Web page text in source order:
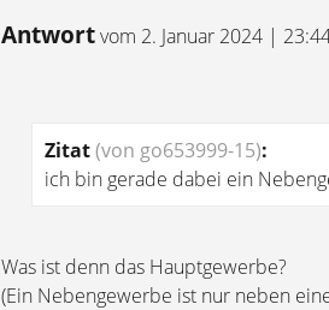
Antwortvom 2. Januar 2024 |
Zitat(von go653999-15):
ich bin gerade dabei ein
Was ist denn das Hauptgewerbe?
(Ein Nebengewerbe ist nur neben